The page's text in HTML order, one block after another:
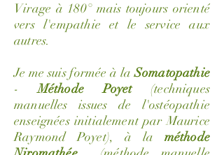
Virage à 180° mais toujours orienté
vers l'empathie et le service aux
autres.
Je me suis formée à laSomatopathie
-Méthode Poyet(techniques
manuelles issues de l'ostéopathie
enseignées initialement par Maurice
Raymond Poyet), à laméthode